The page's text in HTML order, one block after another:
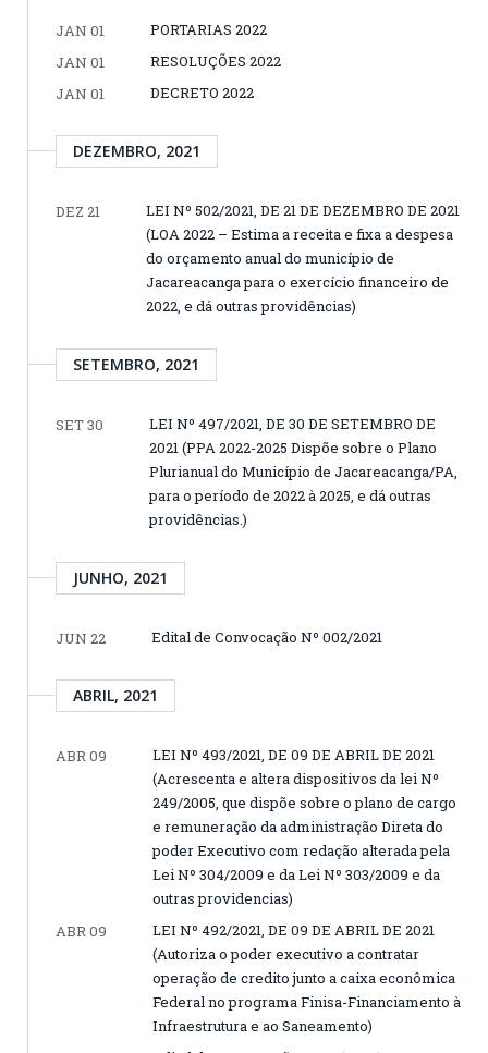
JAN 01
PORTARIAS 2022
JAN 01
RESOLUÇÕES 2022
JAN 01
DECRETO 2022
DEZEMBRO, 2021
DEZ 21
LEI Nº 502/2021, DE 21 DE DEZEMBRO DE 2021
(LOA 2022 – Estima a receita e fixa a despesa
do orçamento anual do município de
Jacareacanga para o exercício financeiro de
2022, e dá outras providências)
SETEMBRO, 2021
SET 30
LEI Nº 497/2021, DE 30 DE SETEMBRO DE
2021 (PPA 2022-2025 Dispõe sobre o Plano
Plurianual do Município de Jacareacanga/PA,
para o período de 2022 à 2025, e dá outras
providências.)
JUNHO, 2021
JUN 22 Edital de Convocação Nº 002/2021
ABRIL, 2021
ABR 09
LEI Nº 493/2021, DE 09 DE ABRIL DE 2021
(Acrescenta e altera dispositivos da lei Nº
249/2005, que dispõe sobre o plano de cargo
e remuneração da administração Direta do
poder Executivo com redação alterada pela
Lei Nº 304/2009 e da Lei Nº 303/2009 e da
outras providencias)
ABR 09
LEI Nº 492/2021, DE 09 DE ABRIL DE 2021
(Autoriza o poder executivo a contratar
operação de credito junto a caixa econômica
Federal no programa Finisa-Financiamento à
Infraestrutura e ao Saneamento)